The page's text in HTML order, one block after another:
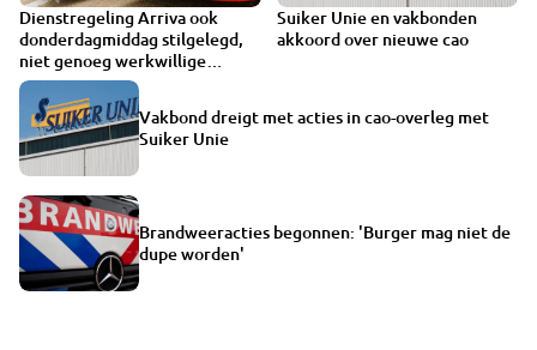
Dienstregeling Arriva ook
donderdagmiddag stilgelegd,
niet genoeg werkwillige
chauffeurs
Suiker Unie en vakbonden
akkoord over nieuwe cao
Vakbond dreigt met acties in cao-overleg met
Suiker Unie
Brandweeracties begonnen: 'Burger mag niet de
dupe worden'